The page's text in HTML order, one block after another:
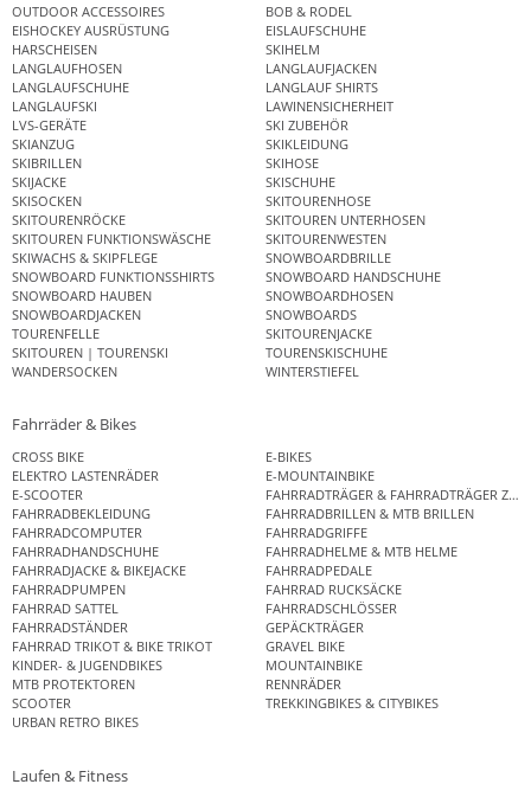
OUTDOOR ACCESSOIRES
BOB & RODEL
EISHOCKEY AUSRÜSTUNG
EISLAUFSCHUHE
HARSCHEISEN
SKIHELM
LANGLAUFHOSEN
LANGLAUFJACKEN
LANGLAUFSCHUHE
LANGLAUF SHIRTS
LANGLAUFSKI
LAWINENSICHERHEIT
LVS-GERÄTE
SKI ZUBEHÖR
SKIANZUG
SKIKLEIDUNG
SKIBRILLEN
SKIHOSE
SKIJACKE
SKISCHUHE
SKISOCKEN
SKITOURENHOSE
SKITOURENRÖCKE
SKITOUREN UNTERHOSEN
SKITOUREN FUNKTIONSWÄSCHE
SKITOURENWESTEN
SKIWACHS & SKIPFLEGE
SNOWBOARDBRILLE
SNOWBOARD FUNKTIONSSHIRTS
SNOWBOARD HANDSCHUHE
SNOWBOARD HAUBEN
SNOWBOARDHOSEN
SNOWBOARDJACKEN
SNOWBOARDS
TOURENFELLE
SKITOURENJACKE
SKITOUREN | TOURENSKI
TOURENSKISCHUHE
WANDERSOCKEN
WINTERSTIEFEL
Fahrräder & Bikes
CROSS BIKE
E-BIKES
ELEKTRO LASTENRÄDER
E-MOUNTAINBIKE
E-SCOOTER
FAHRRADTRÄGER & FAHRRADTRÄGER
FAHRRADBEKLEIDUNG
FAHRRADBRILLEN & MTB BRILLEN
FAHRRADCOMPUTER
FAHRRADGRIFFE
FAHRRADHANDSCHUHE
FAHRRADHELME & MTB HELME
FAHRRADJACKE & BIKEJACKE
FAHRRADPEDALE
FAHRRADPUMPEN
FAHRRAD RUCKSÄCKE
FAHRRAD SATTEL
FAHRRADSCHLÖSSER
FAHRRADSTÄNDER
GEPÄCKTRÄGER
FAHRRAD TRIKOT & BIKE TRIKOT
GRAVEL BIKE
KINDER- & JUGENDBIKES
MOUNTAINBIKE
MTB PROTEKTOREN
RENNRÄDER
SCOOTER
TREKKINGBIKES & CITYBIKES
URBAN RETRO BIKES
Laufen & Fitness